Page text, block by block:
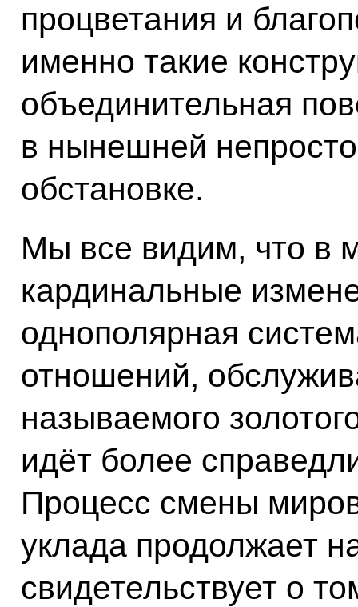
процветания и
именно такие
объединительная
в нынешней
обстановке.
Мы все видим, что в
кардинальные
однополярная
отношений,
называемого
идёт более
Процесс смены
уклада продолжает
свидетельствует о